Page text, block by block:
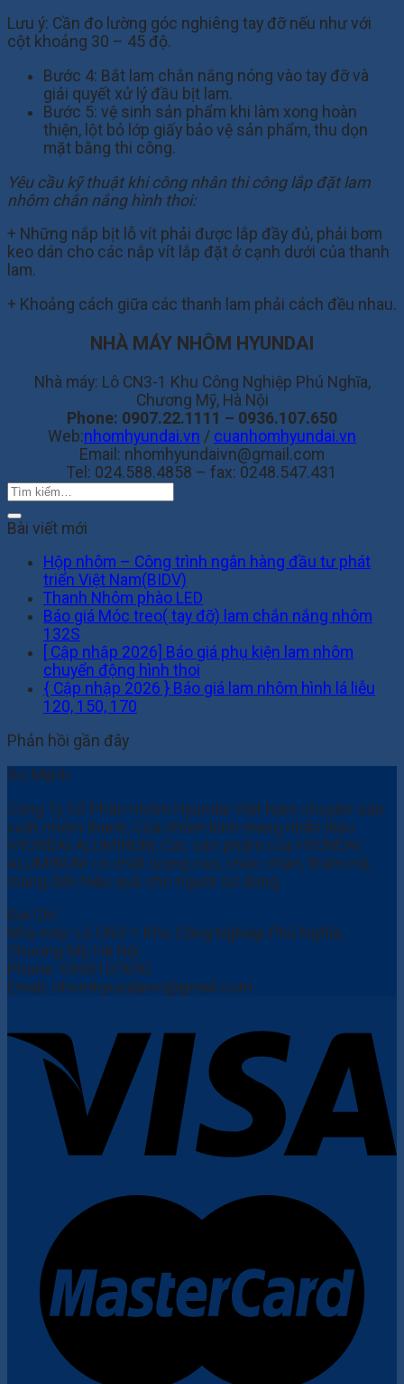
Lưu ý: Cần đo lường góc nghiêng tay đỡ nếu như với
cột khoảng 30 – 45 độ.
Bước 4: Bắt lam chắn nắng nóng vào tay đỡ và
giải quyết xử lý đầu bịt lam.
Bước 5: vệ sinh sản phẩm khi làm xong hoàn
thiện, lột bỏ lớp giấy bảo vệ sản phẩm, thu dọn
mặt bằng thi công.
Yêu cầu kỹ thuật khi công nhân thi công lắp đặt lam
nhôm chắn nắng hình thoi:
+ Những nắp bịt lỗ vít phải được lắp đầy đủ, phải bơm
keo dán cho các nắp vít lắp đặt ở cạnh dưới của thanh
lam.
+ Khoảng cách giữa các thanh lam phải cách đều nhau.
NHÀ MÁY NHÔM HYUNDAI
Nhà máy: Lô CN3-1 Khu Công Nghiệp Phú Nghĩa,
Chương Mỹ, Hà Nội
Phone: 0907.22.1111 – 0936.107.650
Web:nhomhyundai.vn / cuanhomhyundai.vn
Email: nhomhyundaivn@gmail.com
Tel: 024.588.4858 – fax: 0248.547.431
Bài viết mới
Hộp nhôm – Công trình ngân hàng đầu tư phát
triển Việt Nam(BIDV)
Thanh Nhôm phào LED
Báo giá Móc treo( tay đỡ) lam chắn nắng nhôm
132S
[ Cập nhập 2026] Báo giá phụ kiện lam nhôm
chuyển động hình thoi
{ Cập nhập 2026 } Báo giá lam nhôm hình lá liễu
120, 150, 170
Phản hồi gần đây
Sứ Mệnh
Công Ty Cổ Phần nhôm Hyundai Việt Nam chuyên sản
xuất nhôm thanh, Cửa nhôm kính mang nhãn hiệu
HYUNDAI ALUMINUM, Các sản phẩm của HYUNDAI
ALUMINUM có chất lượng cao, chắc chắn, thẩm mỹ,
mang đến hiệu quả cho người sử dung
Địa Chỉ
Nhà máy: Lô CN3-1 Khu Công Nghiệp Phú Nghĩa,
Chương Mỹ, Hà Nội
Phone: 0936107650
Email: nhomhyundaivn@gmail.com